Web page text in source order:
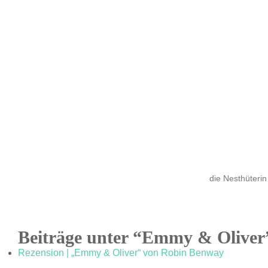
die Nesthüterin
Beiträge unter “Emmy &
Rezension | „Emmy & Oliver“ von Robin Benway